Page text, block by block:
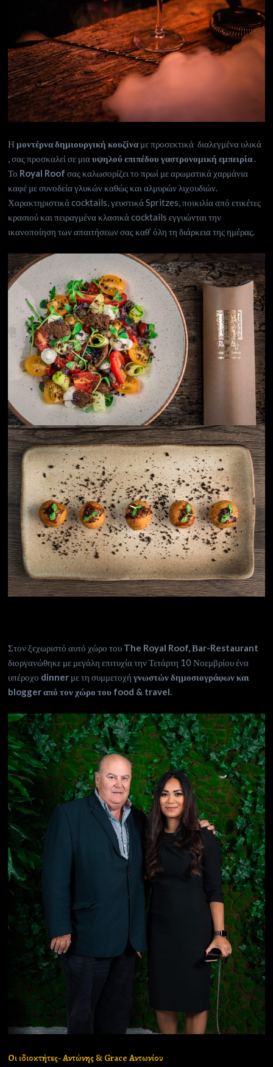
Ημοντέρνα δημιουργική κουζίνα με προσεκτικά διαλεγμένα υλικά
, σας προσκαλεί σε μιαυψηλού επιπέδου γαστρονομική εμπειρία.
Το Royal Roof σας καλωσορίζει το πρωί με αρωματικά χαρμάνια
καφέ με συνοδεία γλυκών καθώς και αλμυρών λιχουδιών.
Χαρακτηριστικά cocktails, γευστικά Spritzes, ποικιλία από ετικέτες
κρασιού και πειραγμένα κλασικά cocktails εγγυώνται την
ικανοποίηση των απαιτήσεων σας καθ’ όλη τη διάρκεια της ημέρας.
Στον ξεχωριστό αυτό χώρο του The Royal Roof, Βar-Restaurant
διοργανώθηκε με μεγάλη επιτυχία την Τετάρτη 10 Νοεμβρίου ένα
υπέροχο dinner με τη συμμετοχήγνωστών δημοσιογράφων και
blogger από τον χώρο του food & travel.
Οι ιδιοκτήτες- Αντώνης & Grace Αντωνίου